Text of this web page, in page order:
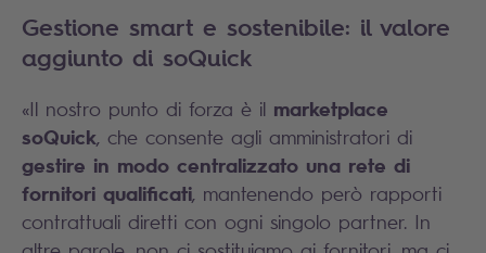
Gestione smart e sostenibile: il valore
aggiunto di soQuick
«Il nostro punto di forza è il marketplace
soQuick, che consente agli amministratori di
gestire in modo centralizzato una rete di
fornitori qualificati, mantenendo però rapporti
contrattuali diretti con ogni singolo partner. In